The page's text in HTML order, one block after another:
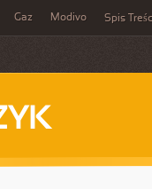
Gaz Modivo Spis